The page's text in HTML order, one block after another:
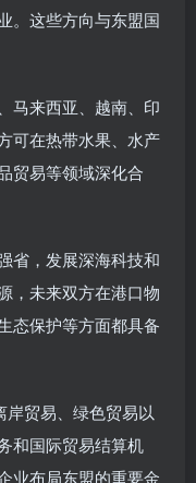
。这些方向与东盟国
马来西亚、越南、印
可在热带水果、水产
贸易等领域深化合
省，发展深海科技和
，未来双方在港口物
态保护等方面都具备
岸贸易、绿色贸易以
和国际贸易结算机
业布局东盟的重要金